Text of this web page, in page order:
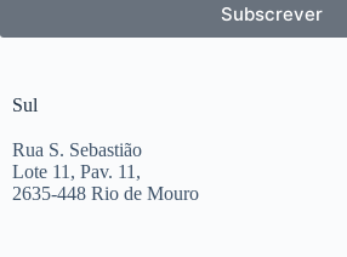
Subscrever
Sul
Rua S. Sebastião
Lote 11, Pav. 11,
2635-448 Rio de Mouro